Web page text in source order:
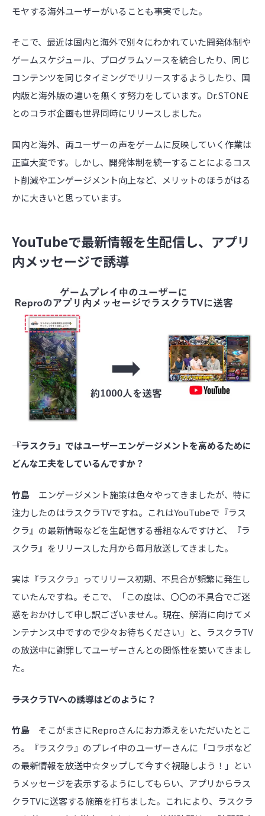
モヤする海外ユーザーがいることも事実でした。
そこで、最近は国内と海外で別々にわかれていた開発体制や
ゲームスケジュール、プログラムソースを統合したり、同じ
コンテンツを同じタイミングでリリースするようしたり、国
内版と海外版の違いを無くす努力をしています。Dr.STONE
とのコラボ企画も世界同時にリリースしました。
国内と海外、両ユーザーの声をゲームに反映していく作業は
正直大変です。しかし、開発体制を統一することによるコス
ト削減やエンゲージメント向上など、メリットのほうがはる
かに大きいと思っています。
YouTubeで最新情報を生配信し、アプリ
内メッセージで誘導
――『ラスクラ』ではユーザーエンゲージメントを高めるために
どんな工夫をしているんですか？
竹島 エンゲージメント施策は色々やってきましたが、特に
注力したのはラスクラTVですね。これはYouTubeで『ラス
クラ』の最新情報などを生配信する番組なんですけど、『ラ
スクラ』をリリースした月から毎月放送してきました。
実は『ラスクラ』ってリリース初期、不具合が頻繁に発生し
ていたんですね。そこで、「この度は、〇〇の不具合でご迷
惑をおかけして申し訳ございません。現在、解消に向けてメ
ンテナンス中ですので少々お待ちください」と、ラスクラTV
の放送中に謝罪してユーザーさんとの関係性を築いてきまし
た。
――ラスクラTVへの誘導はどのように？
竹島 そこがまさにReproさんにお力添えをいただいたとこ
ろ。『ラスクラ』のプレイ中のユーザーさんに「コラボなど
の最新情報を放送中☆タップして今すぐ視聴しよう！」とい
うメッセージを表示するようにしてもらい、アプリからラス
クラTVに送客する施策を打ちました。これにより、ラスクラ